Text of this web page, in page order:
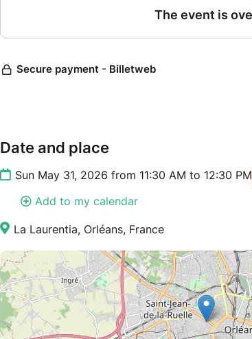
Date and place
Sun May 31, 2026 from 11:30 AM to 12:30 PM
Add to my calendar
La Laurentia, Orléans, France